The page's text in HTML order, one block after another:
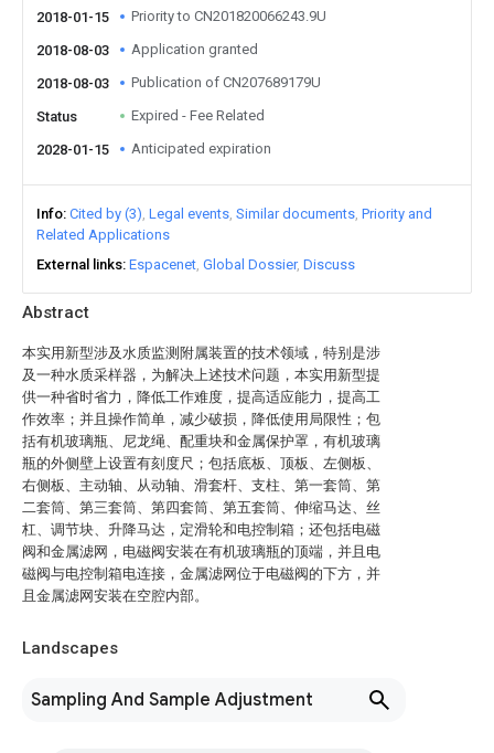
Abstract
本实用新型涉及水质监测附属装置的技术领域，特别是涉
及一种水质采样器，为解决上述技术问题，本实用新型提
供一种省时省力，降低工作难度，提高适应能力，提高工
作效率；并且操作简单，减少破损，降低使用局限性；包
括有机玻璃瓶、尼龙绳、配重块和金属保护罩，有机玻璃
瓶的外侧壁上设置有刻度尺；包括底板、顶板、左侧板、
右侧板、主动轴、从动轴、滑套杆、支柱、第一套筒、第
二套筒、第三套筒、第四套筒、第五套筒、伸缩马达、丝
杠、调节块、升降马达，定滑轮和电控制箱；还包括电磁
阀和金属滤网，电磁阀安装在有机玻璃瓶的顶端，并且电
磁阀与电控制箱电连接，金属滤网位于电磁阀的下方，并
且金属滤网安装在空腔内部。
Landscapes
Sampling And Sample Adjustment
2018-01-15
Priority to CN201820066243.9U
2018-08-03 Application granted
2018-08-03 Publication of CN207689179U
Status Expired - Fee Related
2028-01-15 Anticipated expiration
Info Cited by (3) Legal events Similar documents Priority and
Related Applications
External links Espacenet Global Dossier Discuss